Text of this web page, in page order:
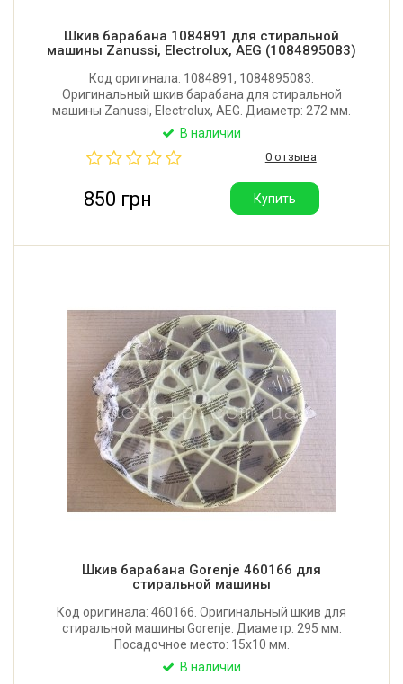
Шкив барабана 1084891 для стиральной
машины Zanussi, Electrolux, AEG (1084895083)
Код оригинала: 1084891, 1084895083.
Оригинальный шкив барабана для стиральной
машины Zanussi, Electrolux, AEG. Диаметр: 272 мм.
Производитель: Италия.
В наличии
0 отзыва
850 грн Купить
Шкив барабана Gorenje 460166 для
стиральной машины
Код оригинала: 460166. Оригинальный шкив для
стиральной машины Gorenje. Диаметр: 295 мм.
Посадочное место: 15x10 мм.
В наличии